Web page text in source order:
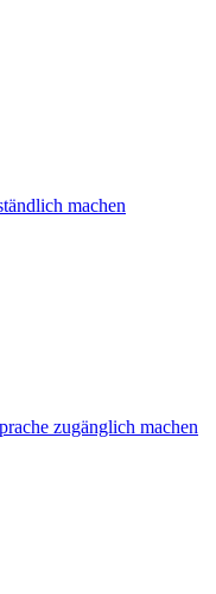
machen
zugänglich machen